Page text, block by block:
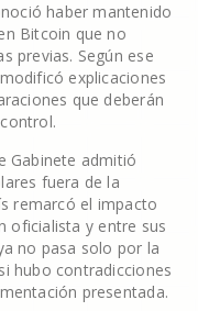
haber mantenido
Bitcoin que no
previas. Según ese
explicaciones
que deberán
Gabinete admitió
fuera de la
remarcó el impacto
oficialista y entre sus
no pasa solo por la
hubo contradicciones
presentada.